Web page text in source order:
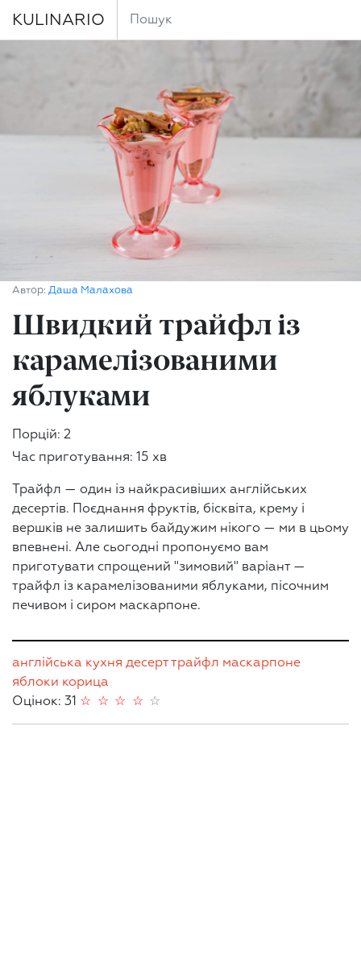
KULINARIO
Автор: Даша Малахова
Швидкий трайфл із
карамелізованими
яблуками
Порцій: 2
Час приготування: 15 хв
Трайфл — один із найкрасивіших англійських
десертів. Поєднання фруктів, бісквіта, крему і
вершків не залишить байдужим нікого — ми в цьому
впевнені. Але сьогодні пропонуємо вам
приготувати спрощений "зимовий" варіант —
трайфл із карамелізованими яблуками, пісочним
печивом і сиром маскарпоне.
англійська кухня десерттрайфл маскарпоне
яблоки корица
Оцінок: 31
☆
☆
☆
☆
☆